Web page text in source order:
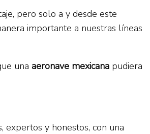
pero solo a y desde este
importante a nuestras líneas
una aeronave mexicana pudiera
expertos y honestos, con una